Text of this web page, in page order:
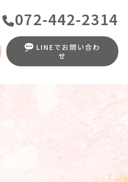
072-442-2314
LINEでお問い合わ
せ